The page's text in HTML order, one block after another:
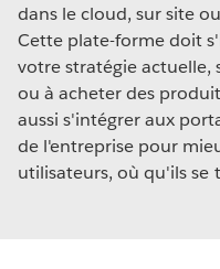
dans le cloud, sur site
Cette plate-forme doit
votre stratégie actuelle,
ou à acheter des
aussi s'intégrer aux
de l'entreprise pour
utilisateurs, où qu'ils se